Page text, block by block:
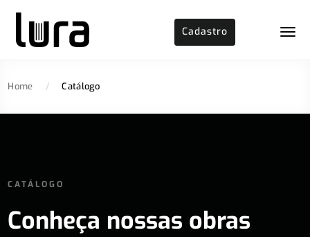
Cadastro
Home / Catálogo
CATÁLOGO
Conheça nossas obras